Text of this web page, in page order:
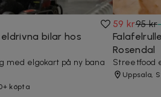
bilar hos
med elgokart på ny bana
köpta
59 kr95 kr
Rosendal
Streetfood
Uppsala,